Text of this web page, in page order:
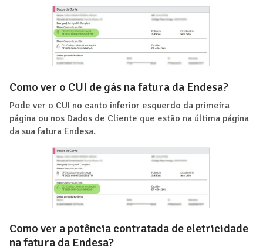
Como ver o CUI de gás na fatura da Endesa?
Pode ver o CUI no canto inferior esquerdo da primeira
página ou nos Dados de Cliente que estão na última página
da sua fatura Endesa.
Como ver a potência contratada de eletricidade
na fatura da Endesa?